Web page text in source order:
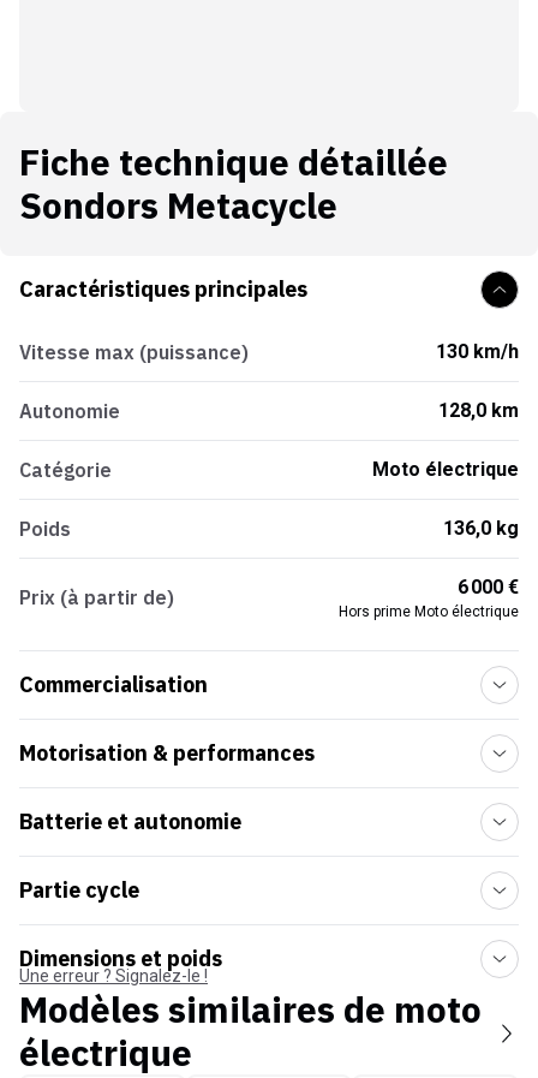
Fiche technique détaillée
Sondors Metacycle
Caractéristiques principales
Vitesse max (puissance) 130 km/h
Autonomie 128,0 km
Catégorie Moto électrique
Poids 136,0 kg
Prix (à partir de) 6 000 €
Hors prime Moto électrique
Commercialisation
Motorisation & performances
Batterie et autonomie
Partie cycle
Dimensions et poids
Une erreur ? Signalez-le !
Modèles similaires de moto
électrique